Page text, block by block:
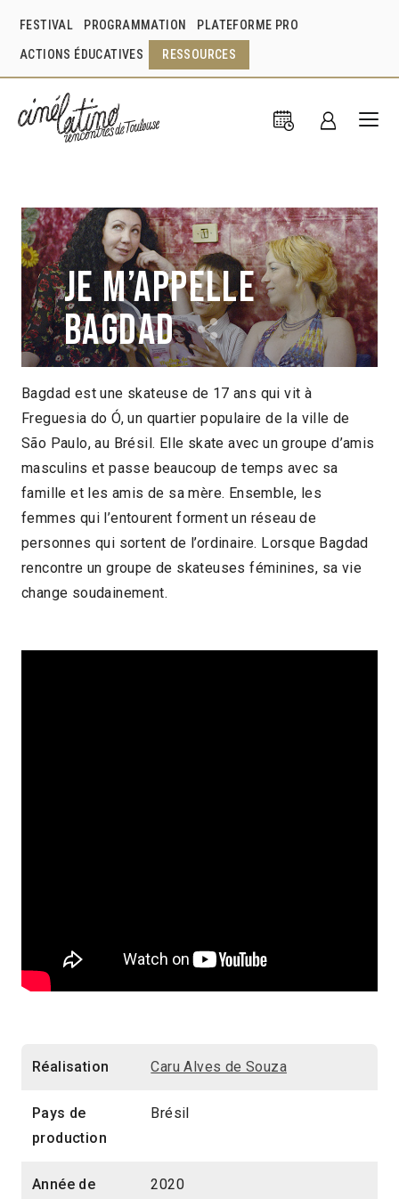
FESTIVAL PROGRAMMATION PLATEFORME PRO
ACTIONS ÉDUCATIVES RESSOURCES
Je m’appelle
Bagdad
Caru Alves de Souza Brésil 2020
1h39
2022 > Reprises
Bagdad est une skateuse de 17 ans qui vit à
Freguesia do Ó, un quartier populaire de la ville de
São Paulo, au Brésil. Elle skate avec un groupe d’amis
masculins et passe beaucoup de temps avec sa
famille et les amis de sa mère. Ensemble, les
femmes qui l’entourent forment un réseau de
personnes qui sortent de l’ordinaire. Lorsque Bagdad
rencontre un groupe de skateuses féminines, sa vie
change soudainement.
Réalisation Caru Alves de Souza
Pays de
production
Brésil
Année de
2020